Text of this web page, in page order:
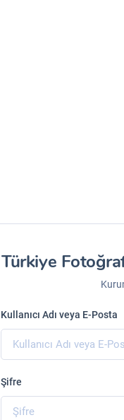
Türkiye
Kullanıcı Adı veya E-Posta
Şifre